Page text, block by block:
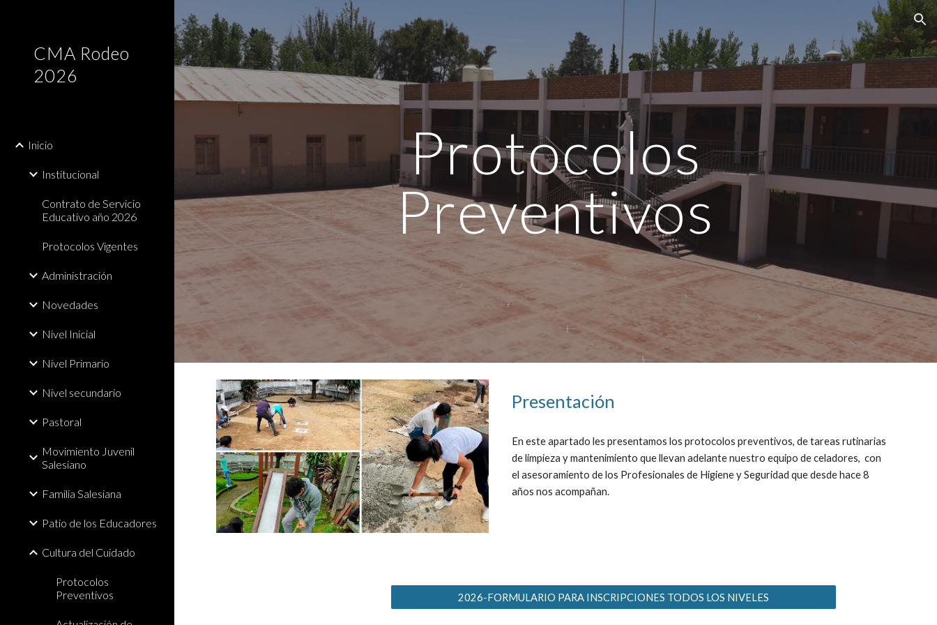
Skip to main content
CMA Rodeo
2026
Inicio
Institucional
Contrato de Servicio
Educativo año 2026
Protocolos Vigentes
Administración
Novedades
Nivel Inicial
Nivel Primario
Nivel secundario
Pastoral
Movimiento Juvenil
Salesiano
Familia Salesiana
Patio de los Educadores
Cultura del Cuidado
Protocolos
Preventivos
Protocolos
Preventivos
Presentación
En este apartado les presentamos los protocolos preventivos, de tareas rutinarias
de limpieza y mantenimiento que llevan adelante nuestro equipo de celadores, con
el asesoramiento de los Profesionales de Higiene y Seguridad que desde hace 8
años nos acompañan.
2026-FORMULARIO PARA INSCRIPCIONES TODOS LOS NIVELES